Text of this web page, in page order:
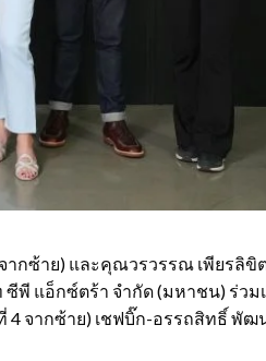
กซ้าย) และคุณวรวรรณ เพียรลิขิ
พี แอ็กซ์ตร้า จำกัด (มหาชน) ร่วม
4 จากซ้าย) เชฟบิ๊ก-อรรถสิทธิ์ พัฒ